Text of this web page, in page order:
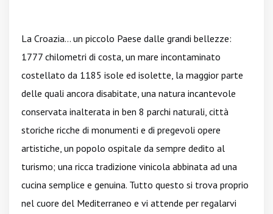
La Croazia… un piccolo Paese dalle grandi bellezze:
1777 chilometri di costa, un mare incontaminato
costellato da 1185 isole ed isolette, la maggior parte
delle quali ancora disabitate, una natura incantevole
conservata inalterata in ben 8 parchi naturali, città
storiche ricche di monumenti e di pregevoli opere
artistiche, un popolo ospitale da sempre dedito al
turismo; una ricca tradizione vinicola abbinata ad una
cucina semplice e genuina. Tutto questo si trova proprio
nel cuore del Mediterraneo e vi attende per regalarvi